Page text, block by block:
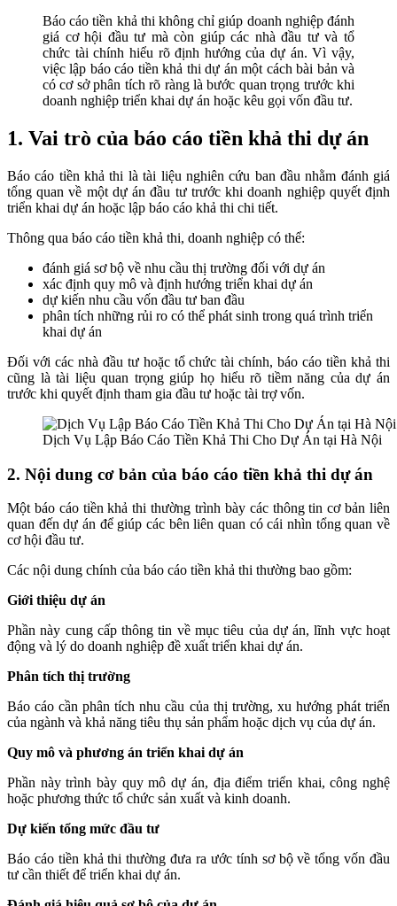
Báo cáo tiền khả thi không chỉ giúp doanh nghiệp đánh
giá cơ hội đầu tư mà còn giúp các nhà đầu tư và tổ
chức tài chính hiểu rõ định hướng của dự án. Vì vậy,
việc lập báo cáo tiền khả thi dự án một cách bài bản và
có cơ sở phân tích rõ ràng là bước quan trọng trước khi
doanh nghiệp triển khai dự án hoặc kêu gọi vốn đầu tư.
1. Vai trò của báo cáo tiền khả thi dự án
Báo cáo tiền khả thi là tài liệu nghiên cứu ban đầu nhằm đánh giá
tổng quan về một dự án đầu tư trước khi doanh nghiệp quyết định
triển khai dự án hoặc lập báo cáo khả thi chi tiết.
Thông qua báo cáo tiền khả thi, doanh nghiệp có thể:
đánh giá sơ bộ về nhu cầu thị trường đối với dự án
xác định quy mô và định hướng triển khai dự án
dự kiến nhu cầu vốn đầu tư ban đầu
phân tích những rủi ro có thể phát sinh trong quá trình triển
khai dự án
Đối với các nhà đầu tư hoặc tổ chức tài chính, báo cáo tiền khả thi
cũng là tài liệu quan trọng giúp họ hiểu rõ tiềm năng của dự án
trước khi quyết định tham gia đầu tư hoặc tài trợ vốn.
Dịch Vụ Lập Báo Cáo Tiền Khả Thi Cho Dự Án tại Hà Nội
2. Nội dung cơ bản của báo cáo tiền khả thi dự án
Một báo cáo tiền khả thi thường trình bày các thông tin cơ bản liên
quan đến dự án để giúp các bên liên quan có cái nhìn tổng quan về
cơ hội đầu tư.
Các nội dung chính của báo cáo tiền khả thi thường bao gồm:
Giới thiệu dự án
Phần này cung cấp thông tin về mục tiêu của dự án, lĩnh vực hoạt
động và lý do doanh nghiệp đề xuất triển khai dự án.
Phân tích thị trường
Báo cáo cần phân tích nhu cầu của thị trường, xu hướng phát triển
của ngành và khả năng tiêu thụ sản phẩm hoặc dịch vụ của dự án.
Quy mô và phương án triển khai dự án
Phần này trình bày quy mô dự án, địa điểm triển khai, công nghệ
hoặc phương thức tổ chức sản xuất và kinh doanh.
Dự kiến tổng mức đầu tư
Báo cáo tiền khả thi thường đưa ra ước tính sơ bộ về tổng vốn đầu
tư cần thiết để triển khai dự án.